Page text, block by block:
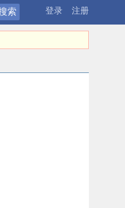
登录 注册